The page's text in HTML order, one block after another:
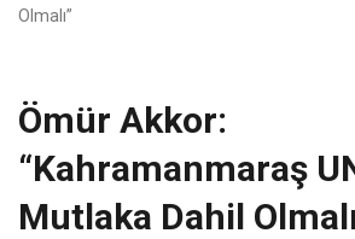
Olmalı”
Ömür Akkor:
“Kahramanmaraş
Mutlaka Dahil